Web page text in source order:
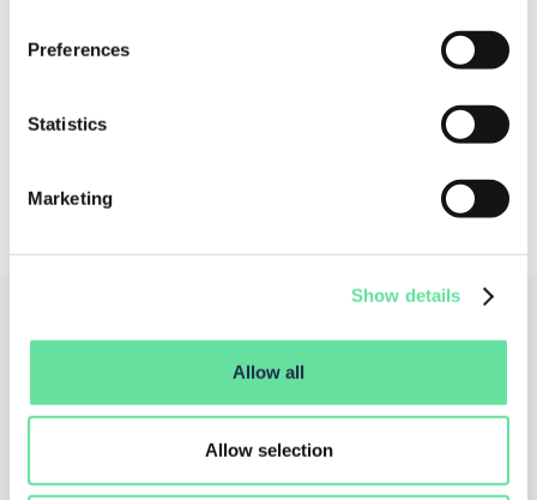
Preferences
Statistics
Marketing
Show details
Allow all
Allow selection
Toekomstige Business Architects
Digitale veranderaars